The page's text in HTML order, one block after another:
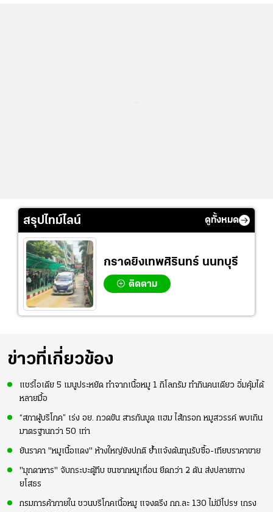
สรุปไทม์ไลน์ ดูทั้งหมด
กราดยิงเทพศิรินทร์ นนทบุรี
ติดตาม
ข่าวที่เกี่ยวข้อง
แชร์ไอเดีย 5 เมนูประหยัด ทำจากเนื้อหมู 1 กิโลกรัม ทำกินคนเดียว อิ่มคุ้มได้
หลายมื้อ
“สภาผู้บริโภค” เร่ง อย. กวดขัน สารกันบูด แฮม ไส้กรอก หมูสวรรค์ พบเกิน
มาตรฐานกว่า 50 เท่า
ยันราคา "หมูเนื้อแดง" ห้างใหญ่ยังปกติ ย้ำแจ้งต้นทุนรับซื้อ-เทียบราคาขาย
"มุกดาหาร" จับกระบะตู้ทึบ ขนซากหมูเถื่อน ยึดกว่า 2 ตัน ส่งปลายทาง
ยโสธร
กรมการค้าภายใน ชวนบริโภคเนื้อหมู แจงตรึง กก.ละ 130 ไม่มีโปรฯ เกรง